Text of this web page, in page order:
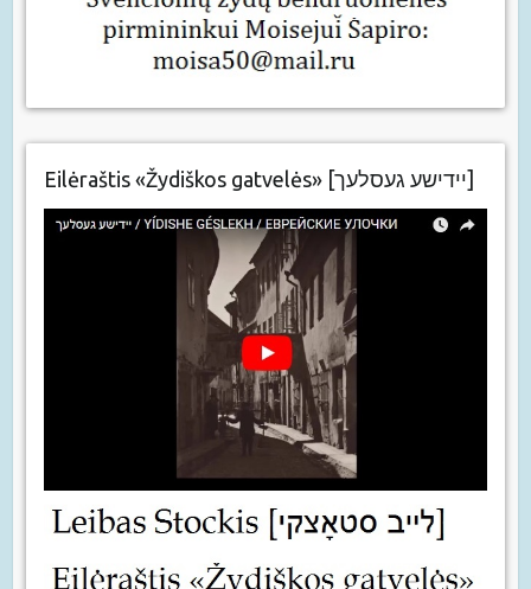
Eilėraštis «Žydiškos gatvelės» [יידישע געסלעך]